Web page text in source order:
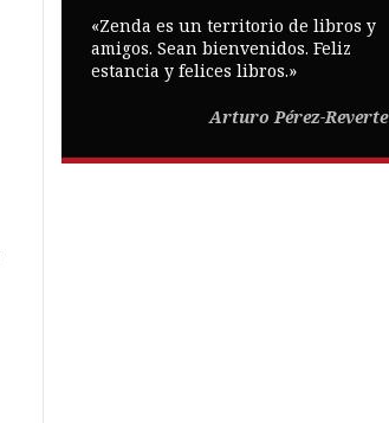
«Zenda es un territorio de libros y
amigos. Sean bienvenidos. Feliz
estancia y felices libros.»
Arturo Pérez-Reverte